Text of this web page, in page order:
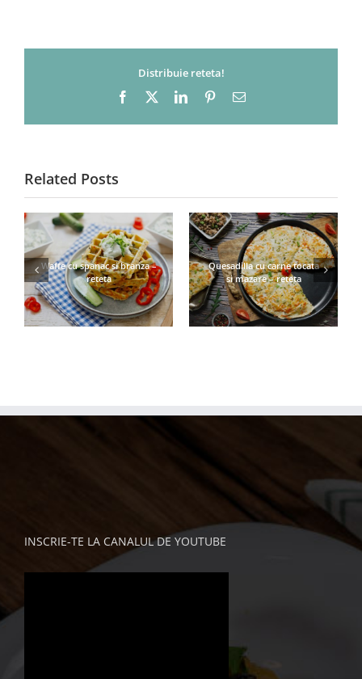
Distribuie reteta!
Facebook LinkedInPinterestEmail
Related Posts
Waffe cu spanac si branza –
reteta
Quesadilla cu carne tocata
si mazare – reteta
INSCRIE-TE LA CANALUL DE YOUTUBE